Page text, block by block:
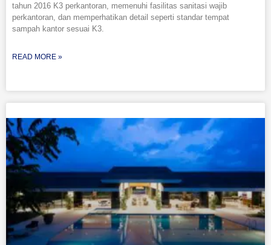
tahun 2016 K3 perkantoran, memenuhi fasilitas sanitasi wajib
perkantoran, dan memperhatikan detail seperti standar tempat
sampah kantor sesuai K3.
READ MORE »